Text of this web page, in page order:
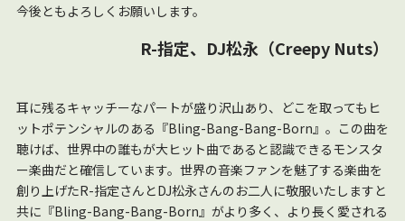
今後ともよろしくお願いします。
R-指定、DJ松永（Creepy Nuts）
耳に残るキャッチーなパートが盛り沢山あり、どこを取ってもヒ
ットポテンシャルのある『Bling-Bang-Bang-Born』。この曲を
聴けば、世界中の誰もが大ヒット曲であると認識できるモンスタ
ー楽曲だと確信しています。世界の音楽ファンを魅了する楽曲を
創り上げたR-指定さんとDJ松永さんのお二人に敬服いたしますと
共に『Bling-Bang-Bang-Born』がより多く、より長く愛される